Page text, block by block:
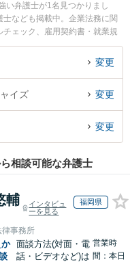
い弁護士が1名見つかりまし
なども掲載中。企業法務に関
ェック、雇用契約書・就業規
利です。特に弁護士法人ＯＮ
ル情報や弁護士費用、強みなど
い』『初回相談無料でFC・フ
護士に相談予約したい』など
変更
イズ 変更
変更
相談可能な弁護士
輔
インタビュ
ーを見る
福岡県
律事務所
か 面談方法(対面・電
話・ビデオなど)は
営業時
間：本日